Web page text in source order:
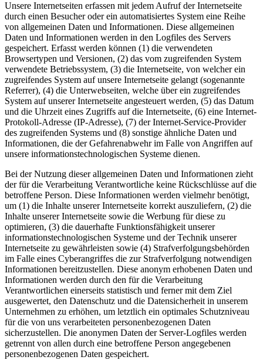
Unsere Internetseiten erfassen mit jedem Aufruf der Internetseite
durch einen Besucher oder ein automatisiertes System eine Reihe
von allgemeinen Daten und Informationen. Diese allgemeinen
Daten und Informationen werden in den Logfiles des Servers
gespeichert. Erfasst werden können (1) die verwendeten
Browsertypen und Versionen, (2) das vom zugreifenden System
verwendete Betriebssystem, (3) die Internetseite, von welcher ein
zugreifendes System auf unsere Internetseite gelangt (sogenannte
Referrer), (4) die Unterwebseiten, welche über ein zugreifendes
System auf unserer Internetseite angesteuert werden, (5) das Datum
und die Uhrzeit eines Zugriffs auf die Internetseite, (6) eine Internet-
Protokoll-Adresse (IP-Adresse), (7) der Internet-Service-Provider
des zugreifenden Systems und (8) sonstige ähnliche Daten und
Informationen, die der Gefahrenabwehr im Falle von Angriffen auf
unsere informationstechnologischen Systeme dienen.
Bei der Nutzung dieser allgemeinen Daten und Informationen zieht
der für die Verarbeitung Verantwortliche keine Rückschlüsse auf die
betroffene Person. Diese Informationen werden vielmehr benötigt,
um (1) die Inhalte unserer Internetseite korrekt auszuliefern, (2) die
Inhalte unserer Internetseite sowie die Werbung für diese zu
optimieren, (3) die dauerhafte Funktionsfähigkeit unserer
informationstechnologischen Systeme und der Technik unserer
Internetseite zu gewährleisten sowie (4) Strafverfolgungsbehörden
im Falle eines Cyberangriffes die zur Strafverfolgung notwendigen
Informationen bereitzustellen. Diese anonym erhobenen Daten und
Informationen werden durch den für die Verarbeitung
Verantwortlichen einerseits statistisch und ferner mit dem Ziel
ausgewertet, den Datenschutz und die Datensicherheit in unserem
Unternehmen zu erhöhen, um letztlich ein optimales Schutzniveau
für die von uns verarbeiteten personenbezogenen Daten
sicherzustellen. Die anonymen Daten der Server-Logfiles werden
getrennt von allen durch eine betroffene Person angegebenen
personenbezogenen Daten gespeichert.